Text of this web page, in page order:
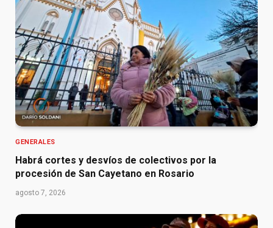
GENERALES
Habrá cortes y desvíos de colectivos por la
procesión de San Cayetano en Rosario
agosto 7, 2026